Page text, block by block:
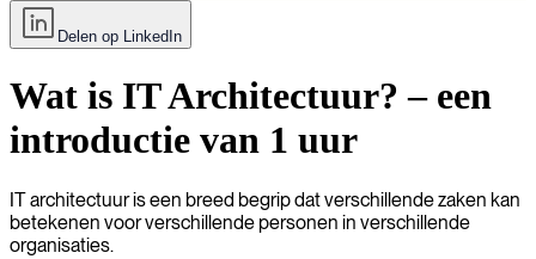
Delen op LinkedIn
Wat is IT Architectuur? – een
introductie van 1 uur
IT architectuur is een breed begrip dat verschillende zaken kan
betekenen voor verschillende personen in verschillende
organisaties.